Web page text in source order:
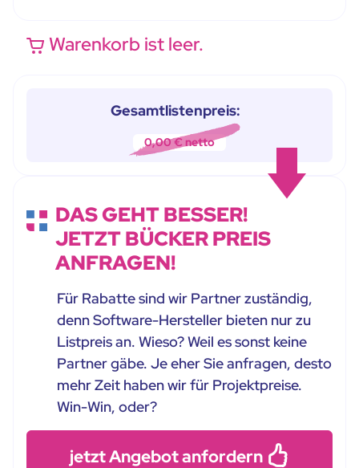
Warenkorb ist leer.
Gesamtlistenpreis:
0,00€ netto
DAS GEHT BESSER!
JETZT BÜCKER PREIS
ANFRAGEN!
jetzt Angebot anfordern
Für Rabatte sind wir Partner zuständig,
denn Software-Hersteller bieten nur zu
Listpreis an. Wieso? Weil es sonst keine
Partner gäbe. Je eher Sie anfragen, desto
mehr Zeit haben wir für Projektpreise.
Win-Win, oder?